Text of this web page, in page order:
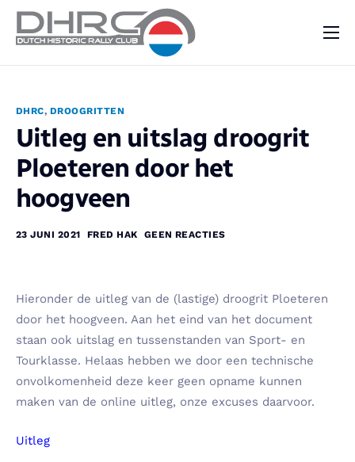
Vraag & Aanbod
Nieuws
Contact
DHRC, DROOGRITTEN
Uitleg en uitslag droogrit
Ploeteren door het
hoogveen
23 JUNI 2021 FRED HAK GEEN REACTIES
Hieronder de uitleg van de (lastige) droogrit Ploeteren
door het hoogveen. Aan het eind van het document
staan ook uitslag en tussenstanden van Sport- en
Tourklasse. Helaas hebben we door een technische
onvolkomenheid deze keer geen opname kunnen
maken van de online uitleg, onze excuses daarvoor.
Uitleg